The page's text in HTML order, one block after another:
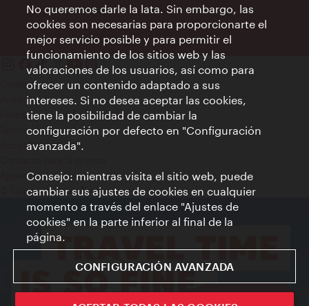
Sign up now
Contacto
Aviso legal
Política de privacidad de datos
Terms of Use
Accesibilidad
Ajustes de cookie
© Copyright WienTourismus
No queremos darle la lata. Sin embargo, las
cookies son necesarias para proporcionarte el
mejor servicio posible y para permitir el
funcionamiento de los sitios web y las
valoraciones de los usuarios, así como para
ofrecer un contenido adaptado a sus
intereses. Si no desea aceptar las cookies,
tiene la posibilidad de cambiar la
configuración por defecto en "Configuración
avanzada".
Consejo: mientras visita el sitio web, puede
cambiar sus ajustes de cookies en cualquier
momento a través del enlace "Ajustes de
cookies" en la parte inferior al final de la
página.
CONFIGURACIÓN AVANZADA